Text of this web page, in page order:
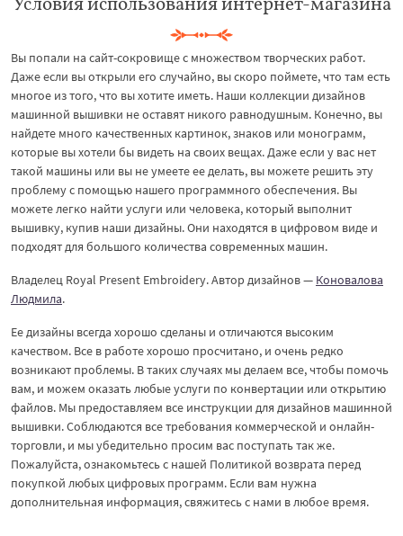
Вы попали на сайт-сокровище с множеством творческих работ.
Даже если вы открыли его случайно, вы скоро поймете, что там есть
многое из того, что вы хотите иметь. Наши коллекции дизайнов
машинной вышивки не оставят никого равнодушным. Конечно, вы
найдете много качественных картинок, знаков или монограмм,
которые вы хотели бы видеть на своих вещах. Даже если у вас нет
такой машины или вы не умеете ее делать, вы можете решить эту
проблему с помощью нашего программного обеспечения. Вы
можете легко найти услуги или человека, который выполнит
вышивку, купив наши дизайны. Они находятся в цифровом виде и
подходят для большого количества современных машин.
Владелец Royal Present Embroidery. Автор дизайнов — Коновалова
Людмила.
Ее дизайны всегда хорошо сделаны и отличаются высоким
качеством. Все в работе хорошо просчитано, и очень редко
возникают проблемы. В таких случаях мы делаем все, чтобы помочь
вам, и можем оказать любые услуги по конвертации или открытию
файлов. Мы предоставляем все инструкции для дизайнов машинной
вышивки. Соблюдаются все требования коммерческой и онлайн-
торговли, и мы убедительно просим вас поступать так же.
Пожалуйста, ознакомьтесь с нашей Политикой возврата перед
покупкой любых цифровых программ. Если вам нужна
дополнительная информация, свяжитесь с нами в любое время.